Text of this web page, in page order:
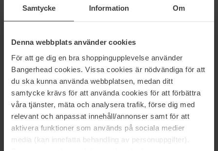
Samtycke Information Om
Denna webbplats använder cookies
För att ge dig en bra shoppingupplevelse använder
Bangerhead cookies. Vissa cookies är nödvändiga för att
du ska kunna använda webbplatsen, medan ditt
samtycke krävs för att använda cookies för att förbättra
våra tjänster, mäta och analysera trafik, förse dig med
relevant och anpassat innehåll/annonser samt för att
aktivera funktioner som används på sociala medier
media (kan innefatta behandling av personuppgifter).
Dynamic Skin Retinol Serum
1 189 kr
Ordinær pris 1 321 kr
Light On Serum Centella + Vita
244 kr
Babor
Perfect Skin Collection
630 kr
Ordinær pris 704 kr
Dermalogica
AGE smart
Ordinær pris 2 182 kr
Estée Lauder
Advanced Night Repair
Dermalogica
AGE smart